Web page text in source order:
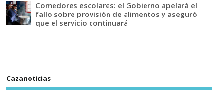
Comedores escolares: el Gobierno apelará el
fallo sobre provisión de alimentos y aseguró
que el servicio continuará
Cazanoticias